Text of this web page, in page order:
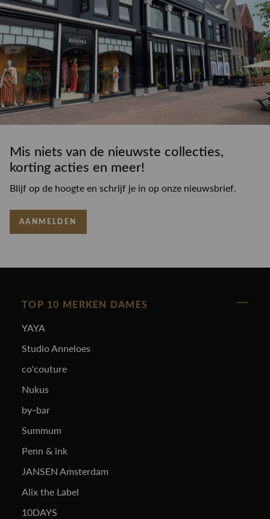
Mis niets van de nieuwste collecties,
korting acties en meer!
Blijf op de hoogte en schrijf je in op onze nieuwsbrief.
AANMELDEN
TOP 10 MERKEN DAMES
YAYA
Studio Anneloes
co'couture
Nukus
by-bar
Summum
Penn & ink
JANSEN Amsterdam
Alix the Label
10DAYS